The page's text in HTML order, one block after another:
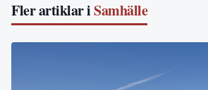
Fler artiklar iSamhälle